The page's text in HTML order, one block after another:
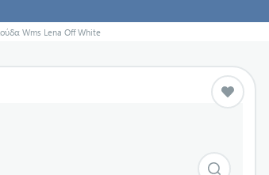
Wms Lena Off White